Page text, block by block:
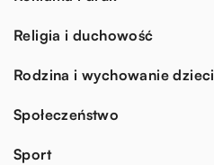
Religia i duchowość
Rodzina i wychowanie dzieci
Społeczeństwo
Sport